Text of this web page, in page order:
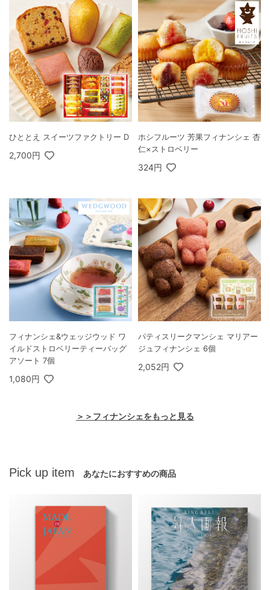
ひととえ スイーツファクトリー D
2,700円
ホシフルーツ 芳果フィナンシェ 杏
仁×ストロベリー
324円
フィナンシェ&ウェッジウッド ワ
イルドストロベリーティーバッグ
アソート 7個
1,080円
パティスリークマンシェ マリアー
ジュフィナンシェ 6個
2,052円
＞＞フィナンシェをもっと見る
Pick up item あなたにおすすめの商品